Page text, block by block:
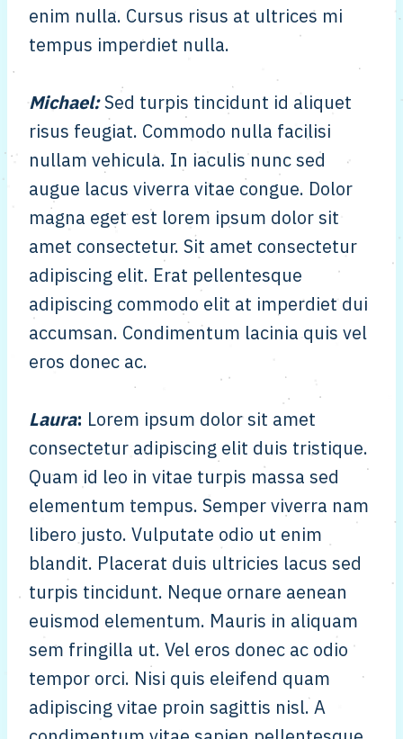
enim nulla. Cursus risus at ultrices mi
tempus imperdiet nulla.
Michael:Sed turpis tincidunt id aliquet
risus feugiat. Commodo nulla facilisi
nullam vehicula. In iaculis nunc sed
augue lacus viverra vitae congue. Dolor
magna eget est lorem ipsum dolor sit
amet consectetur. Sit amet consectetur
adipiscing elit. Erat pellentesque
adipiscing commodo elit at imperdiet dui
accumsan. Condimentum lacinia quis vel
eros donec ac.
Laura: Lorem ipsum dolor sit amet
consectetur adipiscing elit duis tristique.
Quam id leo in vitae turpis massa sed
elementum tempus. Semper viverra nam
libero justo. Vulputate odio ut enim
blandit. Placerat duis ultricies lacus sed
turpis tincidunt. Neque ornare aenean
euismod elementum. Mauris in aliquam
sem fringilla ut. Vel eros donec ac odio
tempor orci. Nisi quis eleifend quam
adipiscing vitae proin sagittis nisl. A